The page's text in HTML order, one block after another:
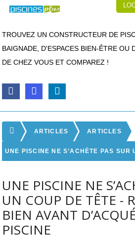
TROUVEZ UN CONSTRUCTEUR DE
BAIGNADE, D'ESPACES BIEN-ÊTRE OU
DE CHEZ VOUS ET COMPAREZ !
ARTICLES ARTICLES
UNE PISCINE NE S’ACHÈTE PAS SUR
UNE PISCINE NE
UN COUP DE TÊTE -
BIEN AVANT
PISCINE